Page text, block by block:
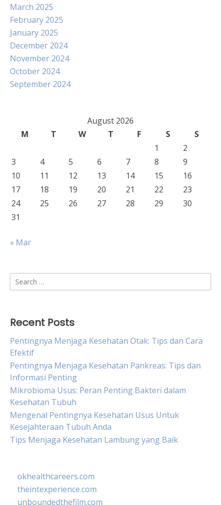
March 2025
February 2025
January 2025
December 2024
November 2024
October 2024
September 2024
August 2026
M
T W T F S
S
1
2
3
4 5 6 7 8
9
10
11 12 13 14 15
16
17
18 19 20 21 22
23
24
25 26 27 28 29
30
31
« Mar
Search
for:
Recent Posts
Pentingnya Menjaga Kesehatan Otak: Tips dan Cara
Efektif
Pentingnya Menjaga Kesehatan Pankreas: Tips dan
Informasi Penting
Mikrobioma Usus: Peran Penting Bakteri dalam
Kesehatan Tubuh
Mengenal Pentingnya Kesehatan Usus Untuk
Kesejahteraan Tubuh Anda
Tips Menjaga Kesehatan Lambung yang Baik
okhealthcareers.com
theintexperience.com
unboundedthefilm.com